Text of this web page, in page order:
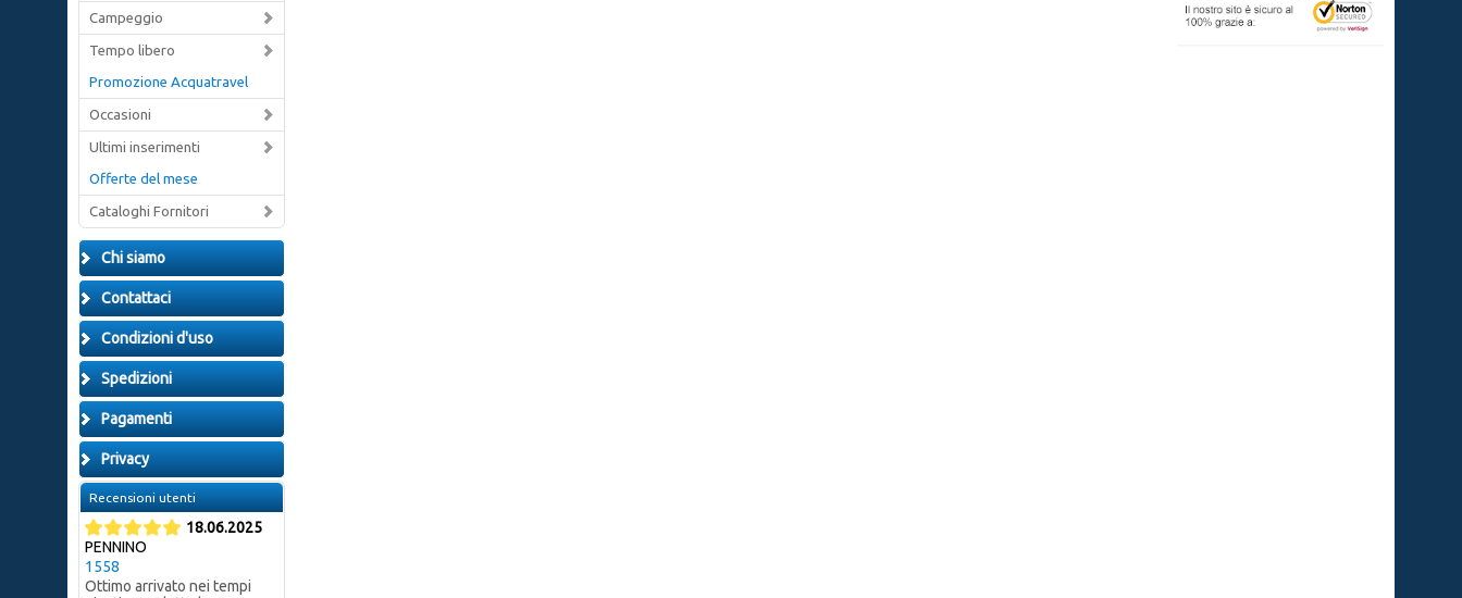
Campeggio
Tempo libero
Promozione Acquatravel
Occasioni
Ultimi inserimenti
Offerte del mese
Cataloghi Fornitori
Chi siamo
Contattaci
Condizioni d'uso
Spedizioni
Pagamenti
Privacy
Recensioni utenti
18.06.2025
PENNINO
1558
Ottimo arrivato nei tempi